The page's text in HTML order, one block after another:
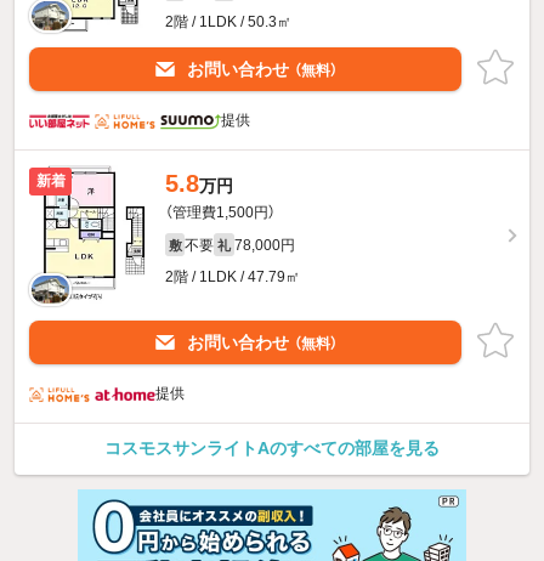
2階 / 1LDK / 50.3㎡
お問い合わせ （無料）
提供
新着 5.8万円
（管理費1,500円）
敷 不要 礼 78,000円
2階 / 1LDK / 47.79㎡
お問い合わせ （無料）
提供
コスモスサンライトAのすべての部屋を見る